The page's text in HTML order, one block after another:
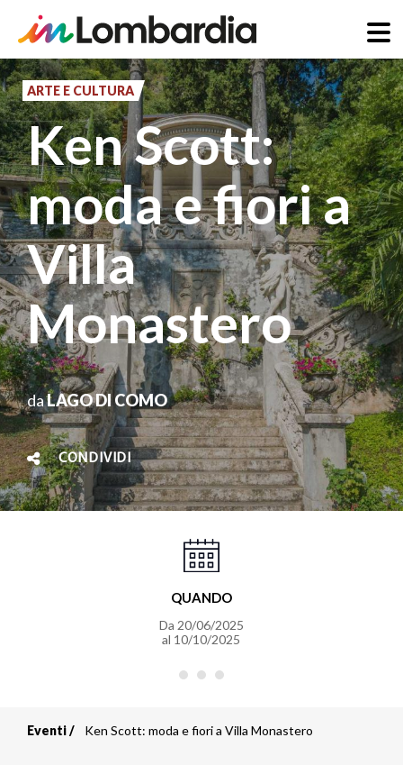
Salta
al
contenuto
principale
ARTE E CULTURA
Ken Scott:
moda e fiori a
Villa
Monastero
daLAGO DI COMO
CONDIVIDI
QUANDO
Da 20/06/2025
al 10/10/2025
Eventi Ken Scott: moda e fiori a Villa Monastero